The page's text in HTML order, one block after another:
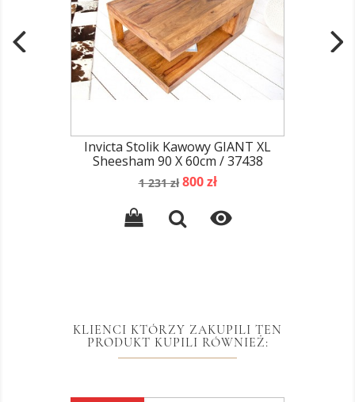
Invicta Stolik Kawowy GIANT XL
Sheesham 90 X 60cm / 37438
Cena
1 231 zł Cena
800 zł

KLIENCI KTÓRZY ZAKUPILI TEN
PRODUKT KUPILI RÓWNIEŻ: